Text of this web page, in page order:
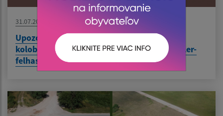
31.07.2026
Upozornenie pre používateľov elektrických
kolobežiek / Figyelmeztetés elektromos roller-
felhasználók részére